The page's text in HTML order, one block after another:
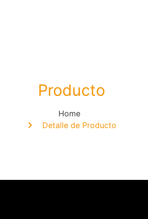
Producto
Home
Detalle de Producto